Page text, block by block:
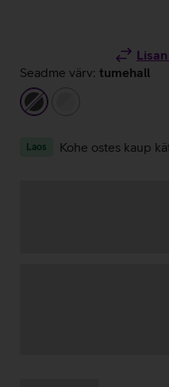
Seadme värv: tumehall
tumehall
Laos Kohe ostes kaup